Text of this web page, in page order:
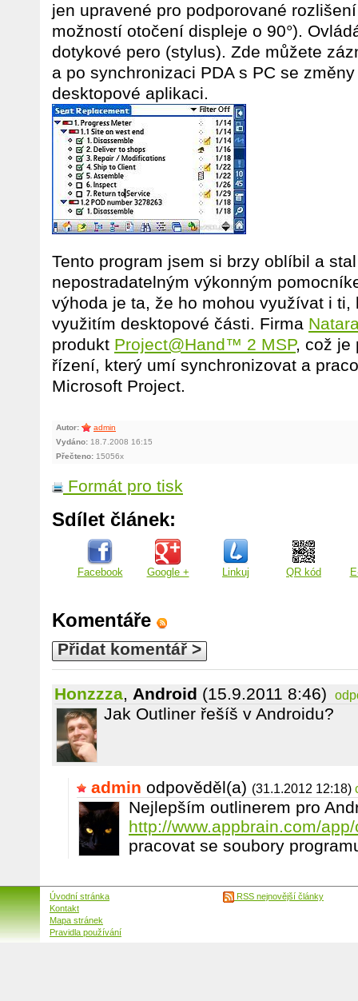
jen upravené pro podporované
možností otočení displeje o 90°).
dotykové pero (stylus). Zde můžete
a po synchronizaci PDA s PC se
desktopové aplikaci.
Tento program jsem si brzy oblíbil a
nepostradatelným výkonným
výhoda je ta, že ho mohou využívat i ti,
využitím desktopové části. Firma
produkt Project@Hand™ 2 MSP, což je
řízení, který umí synchronizovat a
Microsoft Project.
Autor:
admin
Vydáno: 18.7.2008 16:15
Přečteno: 15056x
Formát pro tisk
Sdílet článek:
Facebook Google + Linkuj QR kód
Komentáře
Přidat komentář >
Honzzza, Android (15.9.2011 8:46)
Jak Outliner řešíš v Androidu?
admin odpověděl(a) (31.1.2012 12:18)
Nejlepším outlinerem pro
http://www.appbrain.com/
pracovat se soubory
Úvodní stránka
Kontakt
Mapa stránek
Pravidla používání
RSS nejnovější články